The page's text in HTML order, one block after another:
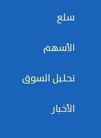
سلع
الأسهم
تحليل السوق
الأخبار